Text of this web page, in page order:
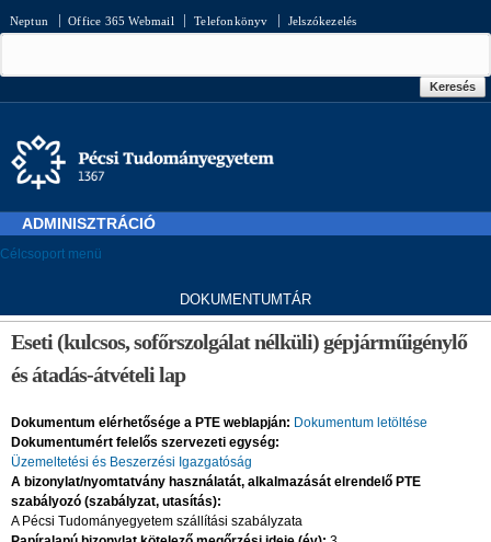
tartalomra
Neptun Office 365 Webmail Telefonkönyv Jelszókezelés
Keresés űrlap
Keresés
ADMINISZTRÁCIÓ
Célcsoport menü
DOKUMENTUMTÁR
Jelenlegi hely
Eseti (kulcsos, sofőrszolgálat nélküli) gépjárműigénylő
és átadás-átvételi lap
Dokumentum elérhetősége a PTE weblapján: Dokumentum letöltése
Dokumentumért felelős szervezeti egység:
Üzemeltetési és Beszerzési Igazgatóság
A bizonylat/nyomtatvány használatát, alkalmazását elrendelő PTE
szabályozó (szabályzat, utasítás):
A Pécsi Tudományegyetem szállítási szabályzata